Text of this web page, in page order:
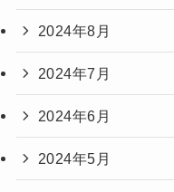
2024年8月
2024年7月
2024年6月
2024年5月